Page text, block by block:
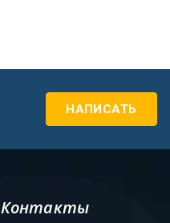
НАПИСАТЬ
Контакты